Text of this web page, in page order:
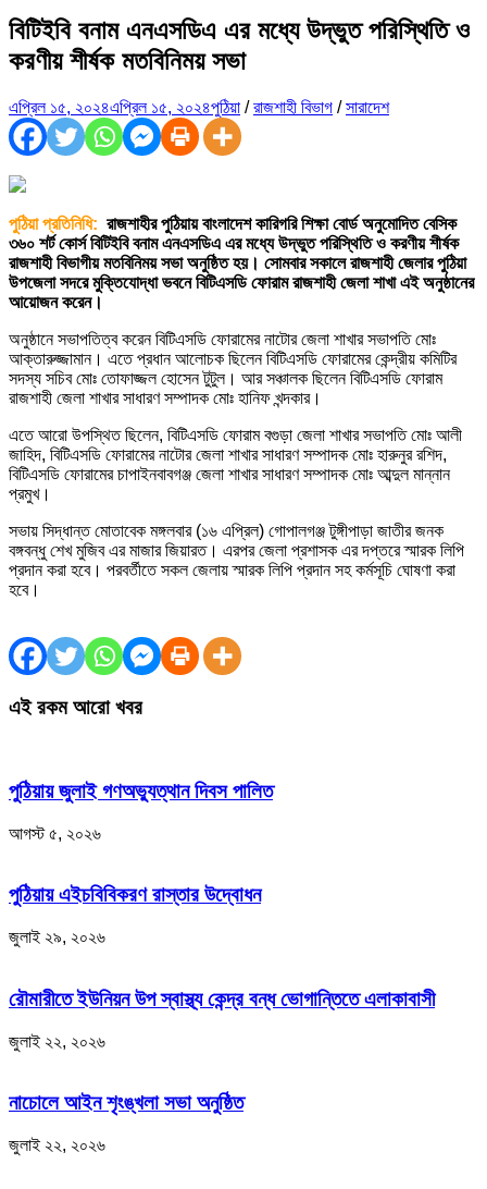
বিটিইবি বনাম এনএসডিএ এর মধ্যে উদ্ভুত পরিস্থিতি ও
করণীয় শীর্ষক মতবিনিময় সভা
এপ্রিল ১৫, ২০২৪এপ্রিল ১৫, ২০২৪পুঠিয়া /রাজশাহী বিভাগ /সারাদেশ
পুঠিয়া প্রতিনিধি: রাজশাহীর পুঠিয়ায় বাংলাদেশ কারিগরি শিক্ষা বোর্ড অনুমোদিত বেসিক
৩৬০ শর্ট কোর্স বিটিইবি বনাম এনএসডিএ এর মধ্যে উদ্ভুত পরিস্থিতি ও করণীয় শীর্ষক
রাজশাহী বিভাগীয় মতবিনিময় সভা অনুষ্ঠিত হয়। সোমবার সকালে রাজশাহী জেলার পুঠিয়া
উপজেলা সদরে মুক্তিযোদ্ধা ভবনে বিটিএসডি ফোরাম রাজশাহী জেলা শাখা এই অনুষ্ঠানের
আয়োজন করেন।
অনুষ্ঠানে সভাপতিত্ব করেন বিটিএসডি ফোরামের নাটোর জেলা শাখার সভাপতি মোঃ
আক্তারুজ্জামান। এতে প্রধান আলোচক ছিলেন বিটিএসডি ফোরামের কেন্দ্রীয় কমিটির
সদস্য সচিব মোঃ তোফাজ্জল হোসেন টুটুল। আর সঞ্চালক ছিলেন বিটিএসডি ফোরাম
রাজশাহী জেলা শাখার সাধারণ সম্পাদক মোঃ হানিফ খন্দকার।
এতে আরো উপস্থিত ছিলেন, বিটিএসডি ফোরাম বগুড়া জেলা শাখার সভাপতি মোঃ আলী
জাহিদ, বিটিএসডি ফোরামের নাটোর জেলা শাখার সাধারণ সম্পাদক মোঃ হারুনুর রশিদ,
বিটিএসডি ফোরামের চাপাইনবাবগঞ্জ জেলা শাখার সাধারণ সম্পাদক মোঃ আব্দুল মান্নান
প্রমুখ।
সভায় সিদ্ধান্ত মোতাবেক মঙ্গলবার (১৬ এপ্রিল) গোপালগঞ্জ টুঙ্গীপাড়া জাতীর জনক
বঙ্গবন্ধু শেখ মুজিব এর মাজার জিয়ারত। এরপর জেলা প্রশাসক এর দপ্তরে স্মারক লিপি
প্রদান করা হবে। পরবর্তীতে সকল জেলায় স্মারক লিপি প্রদান সহ কর্মসূচি ঘোষণা করা
হবে।
এই রকম আরো খবর
পুঠিয়ায় জুলাই গণঅভ্যুত্থান দিবস পালিত
আগস্ট ৫, ২০২৬
পুঠিয়ায় এইচবিবিকরণ রাস্তার উদ্বোধন
জুলাই ২৯, ২০২৬
রৌমারীতে ইউনিয়ন উপ স্বাস্থ্য কেন্দ্র বন্ধ ভোগান্তিতে এলাকাবাসী
জুলাই ২২, ২০২৬
নাচোলে আইন শৃংঙ্খলা সভা অনুষ্ঠিত
জুলাই ২২, ২০২৬